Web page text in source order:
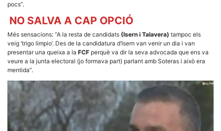
pocs”.
NO SALVA A CAP OPCIÓ
Més sensacions: “A la resta de candidats (Isern i Talavera) tampoc els
veig ‘trigo limpio’. Des de la candidatura d’Isern van venir un dia i van
presentar una queixa a la FCF perquè va dir la seva advocada que ens va
veure a la junta electoral (jo formava part) parlant amb Soteras i això era
mentida”.
funcionalitats
desapareixeran
Màrqueting
interessos i
comportament
navegues pel
nostre lloc
web
incrementes